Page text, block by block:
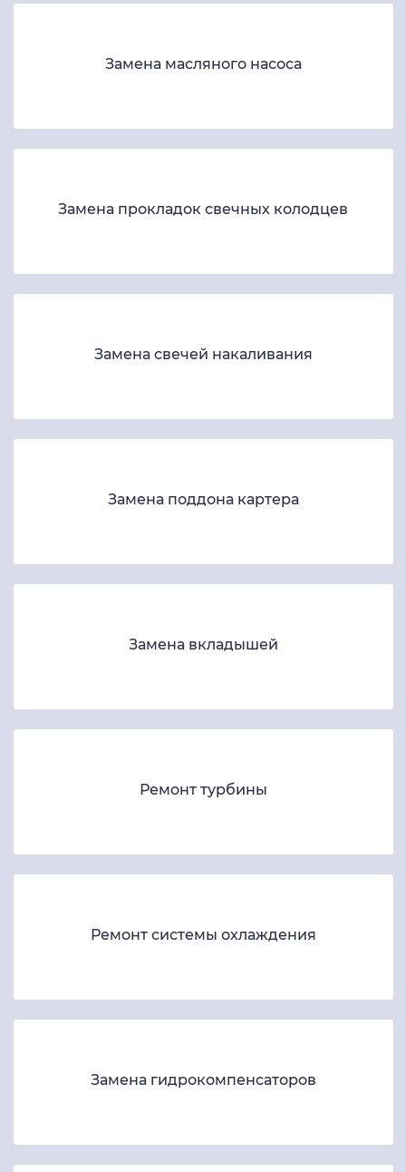
Замена масляного насоса
Замена прокладок свечных колодцев
Замена свечей накаливания
Замена поддона картера
Замена вкладышей
Ремонт турбины
Ремонт системы охлаждения
Замена гидрокомпенсаторов